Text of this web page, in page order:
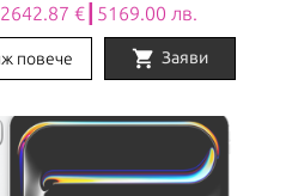
2642.87 €┃5169.00 лв.
повече shopping_cart Заяви